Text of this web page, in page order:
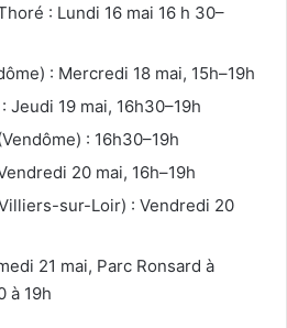
: Lundi 16 mai 16 h 30–
: Mercredi 18 mai, 15h–19h
Jeudi 19 mai, 16h30–19h
: 16h30–19h
20 mai, 16h–19h
sur-Loir) : Vendredi 20
21 mai, Parc Ronsard à
à 19h